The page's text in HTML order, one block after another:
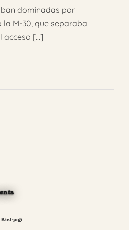
dominadas por
M-30, que separaba
[...]